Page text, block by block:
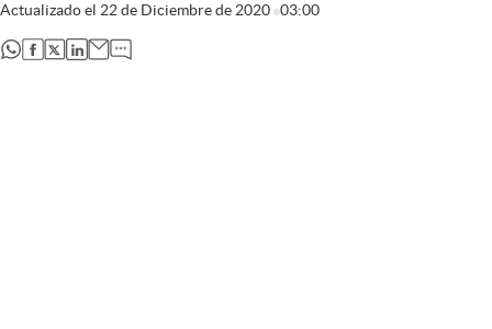
Actualizado el 22 de Diciembre de 2020 03:00
abre en nueva pestaña
abre en nueva pestaña
abre en nueva pestaña
abre en nueva pestaña